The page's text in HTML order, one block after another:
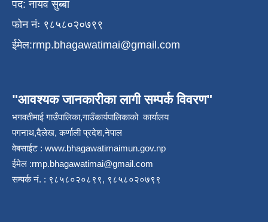
पद: नायव सुब्बा
फोन नंः ९८५८०२०७९९
ईमेल:rmp.bhagawatimai@gmail.com
"आवश्यक जानकारीका लागी सम्पर्क विवरण"
भगवतीमाई गाउँपालिका,गाउँकार्यपालिकाको कार्यालय
पगनाथ,दैलेख, कर्णाली प्रदेश,नेपाल
वेबसाईट : www.bhagawatimaimun.gov.np
ईमेल :rmp.bhagawatimai@gmail.com
सम्पर्क नं. : ९८५८०२०८९९, ९८५८०२०७९९